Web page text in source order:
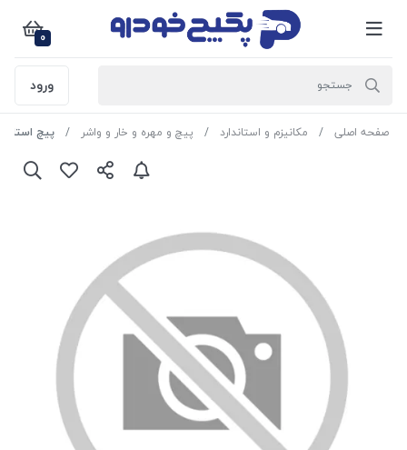
0
ورود
صفحه اصلی مکانیزم و استاندارد پیچ و مهره و خار و واشر پیچ استارت بلند پژو 405 و